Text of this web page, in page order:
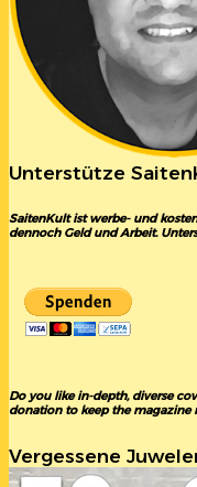
Unterstütze
SaitenKult ist werbe- und
dennoch Geld und Arbeit.
Do you like in-depth, diverse
donation to keep the magazine
Vergessene